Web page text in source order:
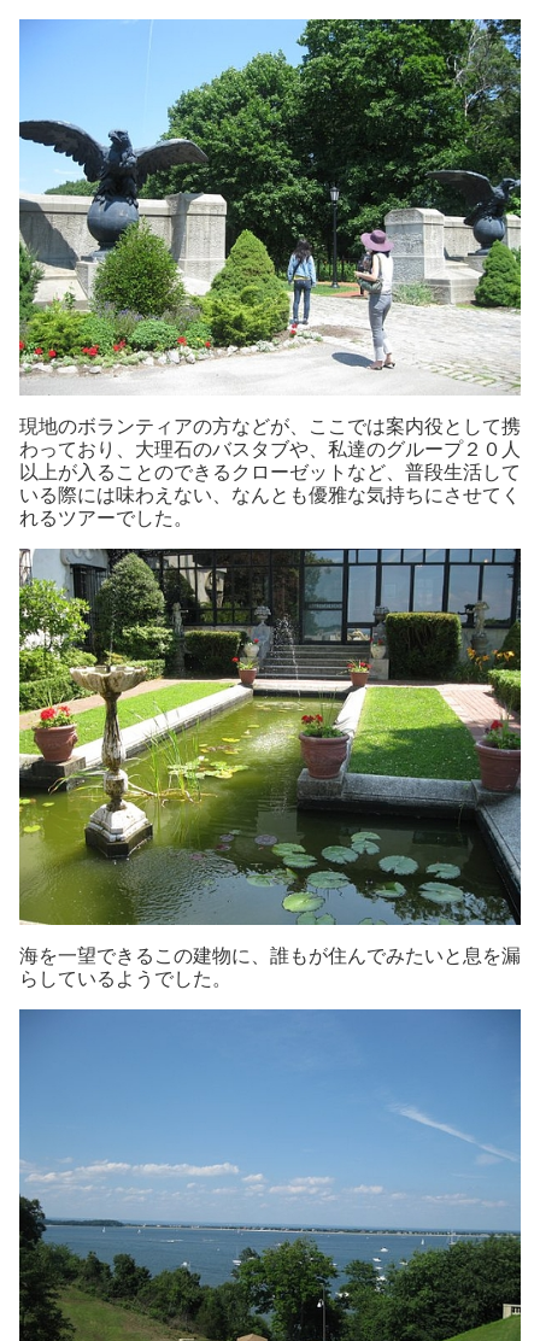
現地のボランティアの方などが、ここでは案内役として携
わっており、大理石のバスタブや、私達のグループ２０人
以上が入ることのできるクローゼットなど、普段生活して
いる際には味わえない、なんとも優雅な気持ちにさせてく
れるツアーでした。
海を一望できるこの建物に、誰もが住んでみたいと息を漏
らしているようでした。